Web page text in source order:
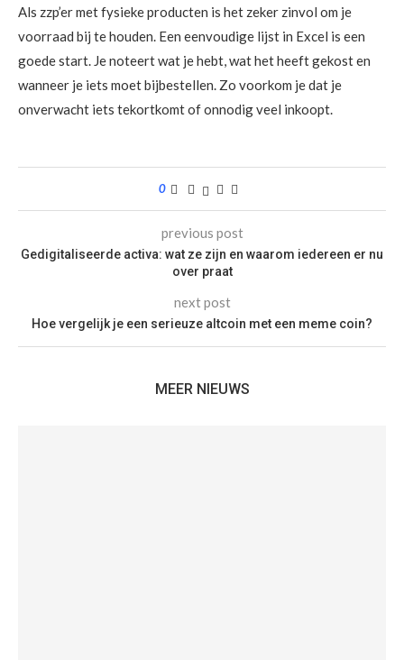
Als zzp’er met fysieke producten is het zeker zinvol om je
voorraad bij te houden. Een eenvoudige lijst in Excel is een
goede start. Je noteert wat je hebt, wat het heeft gekost en
wanneer je iets moet bijbestellen. Zo voorkom je dat je
onverwacht iets tekortkomt of onnodig veel inkoopt.
0
previous post
Gedigitaliseerde activa: wat ze zijn en waarom iedereen er nu
over praat
next post
Hoe vergelijk je een serieuze altcoin met een meme coin?
MEER NIEUWS